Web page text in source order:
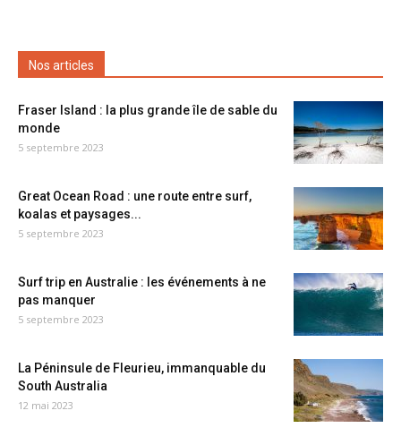
Nos articles
Fraser Island : la plus grande île de sable du
monde
5 septembre 2023
Great Ocean Road : une route entre surf,
koalas et paysages...
5 septembre 2023
Surf trip en Australie : les événements à ne
pas manquer
5 septembre 2023
La Péninsule de Fleurieu, immanquable du
South Australia
12 mai 2023